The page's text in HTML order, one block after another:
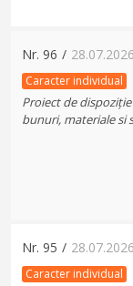
Nr. 96 / 28.07.2026
Caracter individual
Proiect de
bunuri, materiale si
Nr. 95 / 28.07.2026
Caracter individual